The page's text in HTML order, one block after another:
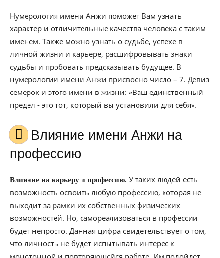
Нумерология имени Анжи поможет Вам узнать
характер и отличительные качества человека с таким
именем. Также можно узнать о судьбе, успехе в
личной жизни и карьере, расшифровывать знаки
судьбы и пробовать предсказывать будущее. В
нумерологии имени Анжи присвоено число – 7. Девиз
семерок и этого имени в жизни: «Ваш единственный
предел - это тот, который вы установили для себя».
Влияние имени Анжи на
профессию
Влияние на карьеру и профессию. У таких людей есть
возможность освоить любую профессию, которая не
выходит за рамки их собственных физических
возможностей. Но, самореализоваться в профессии
будет непросто. Данная цифра свидетельствует о том,
что личность не будет испытывать интерес к
монотонной и повторяющейся работе. Им подойдет